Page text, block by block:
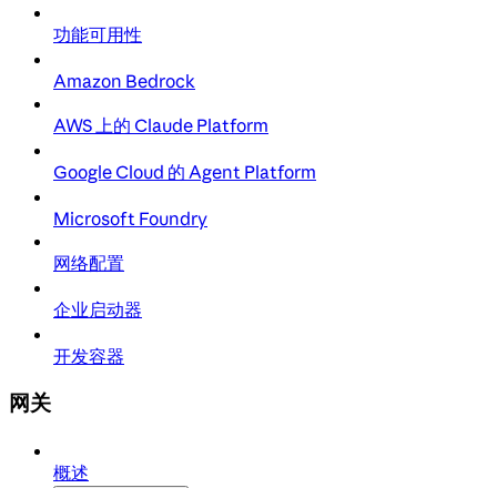
功能可用性
Amazon Bedrock
AWS 上的 Claude Platform
Google Cloud 的 Agent Platform
Microsoft Foundry
网络配置
企业启动器
开发容器
网关
概述